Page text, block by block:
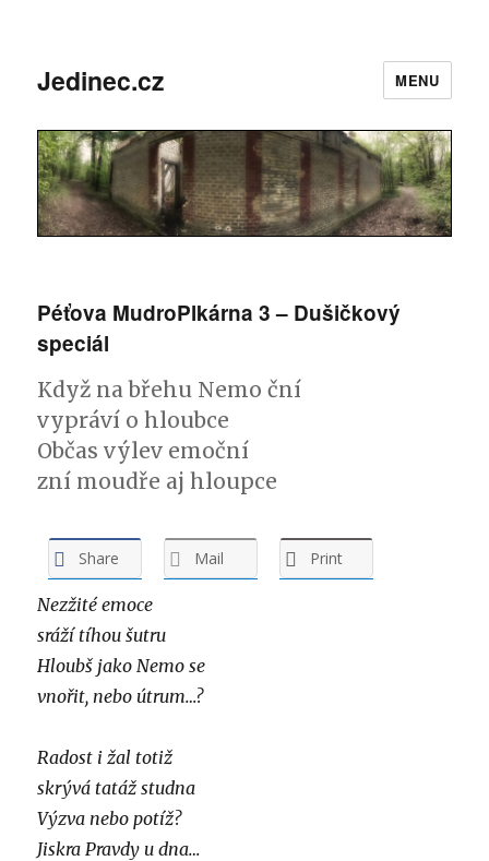
Jedinec.cz MENU
Péťova MudroPlkárna 3 – Dušičkový
speciál
Když na břehu Nemo ční
vypráví o hloubce
Občas výlev emoční
zní moudře aj hloupce
Share Mail Print
Nezžité emoce
sráží tíhou šutru
Hloubš jako Nemo se
vnořit, nebo útrum…?
Radost i žal totiž
skrývá tatáž studna
Výzva nebo potíž?
Jiskra Pravdy u dna…